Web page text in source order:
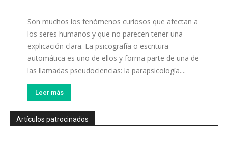
Son muchos los fenómenos curiosos que afectan a
los seres humanos y que no parecen tener una
explicación clara. La psicografía o escritura
automática es uno de ellos y forma parte de una de
las llamadas pseudociencias: la parapsicología....
Leer más
Artículos patrocinados